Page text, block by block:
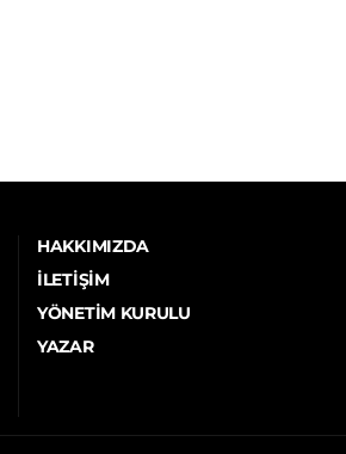
HAKKIMIZDA
İLETIŞIM
YÖNETIM KURULU
YAZAR